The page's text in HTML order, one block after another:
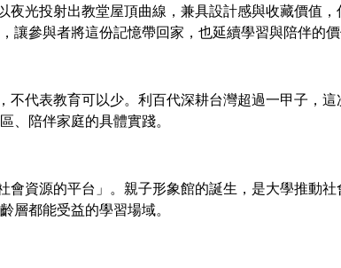
光投射出教堂屋頂曲線，兼具設計感與收藏價值，
參與者將這份記憶帶回家，也延續學習與陪伴的價
代表教育可以少。利百代深耕台灣超過一甲子，這
、陪伴家庭的具體實踐。
資源的平台」。親子形象館的誕生，是大學推動社
層都能受益的學習場域。